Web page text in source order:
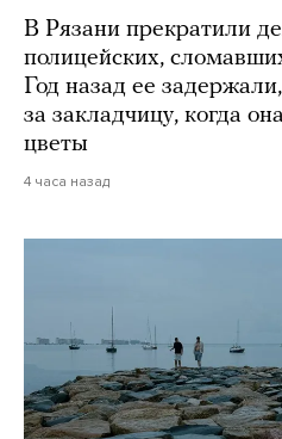
В Рязани прекратили
полицейских,
Год назад ее
за закладчицу, когда
цветы
4 часа назад